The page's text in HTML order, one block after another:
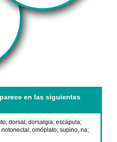
en las siguientes
;dorsal ;dorsalgia;escápula;
notonectal ;omóplato;supino, na;